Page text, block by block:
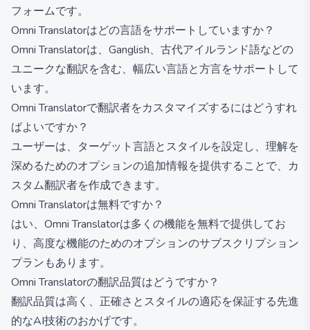
フォームです。
Omni Translatorはどの言語をサポートしていますか？
Omni Translatorは、Ganglish、古代アイルランド語などの
ユニークな翻訳を含む、幅広い言語と方言をサポートして
います。
Omni Translatorで翻訳者をカスタマイズするにはどうすれ
ばよいですか？
ユーザーは、ターゲット言語とスタイルを設定し、理解を
深めるためのオプションの追加情報を提供することで、カ
スタム翻訳者を作成できます。
Omni Translatorは無料ですか？
はい、Omni Translatorは多くの機能を無料で提供してお
り、高度な機能のためのオプションのサブスクリプション
プランもあります。
Omni Translatorの翻訳品質はどうですか？
翻訳品質は高く、正確さとスタイルの適応を保証する先進
的なAI技術のおかげです。